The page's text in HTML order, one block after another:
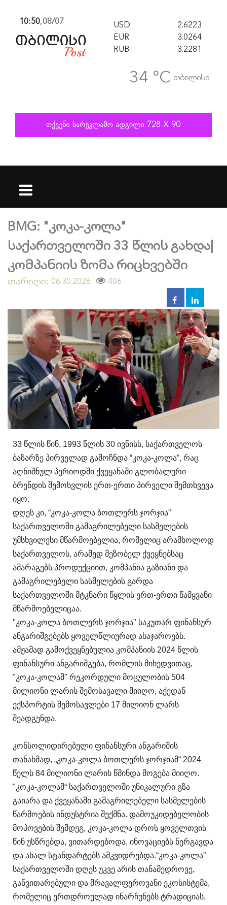
10:50,08/07 USD
2.6223
EUR
3.0264
RUB
3.2281
34 °C თბილისი
BMG: "კოკა-კოლა"
საქართველოში 33 წლის გახდა|
კომპანიის ზომა რიცხვებში
თარიღი: 06.30.2026 406
33 წლის წინ, 1993 წლის 30 ივნისს, საქართველოს
ბაზარზე პირველად გამოჩნდა “კოკა-კოლა”, რაც
აღნიშნულ პერიოდში ქვეყანაში გლობალური
ბრენდის შემოსვლის ერთ-ერთი პირველი შემთხვევა
იყო.
დღეს კი, “კოკა-კოლა ბოთლერს ჯორჯია”
საქართველოში გამაგრილებელი სასმელების
უმსხვილესი მწარმოებელია, რომელიც არამხოლოდ
საქართველოს, არამედ მეზობელ ქვეყნებსაც
ამარაგებს პროდუქციით, კომპანია გაზიანი და
გამაგრილებელი სასმელების გარდა
საქართველოში მტკნარი წყლის ერთ-ერთი წამყვანი
მწარმოებელიცაა.
"კოკა-კოლა ბოთლერს ჯორჯია" საკუთარ ფინანსურ
ანგარიშგებებს ყოველწლიურად ასაჯაროებს.
ამჟამად გამოქვეყნებულია კომპანიის 2024 წლის
ფინანსური ანგარიშგება, რომლის მიხედვითაც,
"კოკა-კოლამ" რეკორდული მოცულობის 504
მილიონი ლარის შემოსავალი მიიღო, აქედან
ექსპორტის შემოსავლები 17 მილიონ ლარს
შეადგენდა.
კონსოლიდირებული ფინანსური ანგარიშის
თანახმად, „კოკა-კოლა ბოთლერს ჯორჯიამ“ 2024
წელს 84 მილიონი ლარის წმინდა მოგება მიიღო.
"კოკა-კოლამ“ საქართველოში უნიკალური გზა
გაიარა და ქვეყანაში გამაგრილებელი სასმელების
წარმოების ინდუსტრია შექმნა. დამოუკიდებელობის
მოპოვების შემდეგ, კოკა-კოლა დროს ყოველთვის
წინ უსწრებდა, ვითარდებოდა, ინოვაციებს ნერგავდა
და ახალ სტანდარტებს ამკვიდრებდა.“კოკა-კოლა”
საქართველოში დღეს უკვე არის თანამედროვე,
განვითარებული და მრავალფეროვანი ეკოსისტემა,
რომელიც ერთდროულად ინარჩუნებს ტრადიციას,